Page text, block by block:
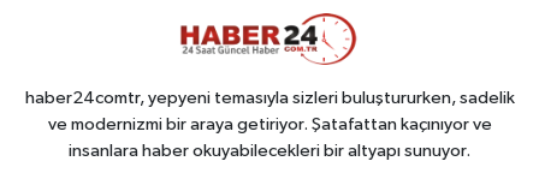
haber24comtr, yepyeni temasıyla sizleri buluştururken, sadelik
ve modernizmi bir araya getiriyor. Şatafattan kaçınıyor ve
insanlara haber okuyabilecekleri bir altyapı sunuyor.